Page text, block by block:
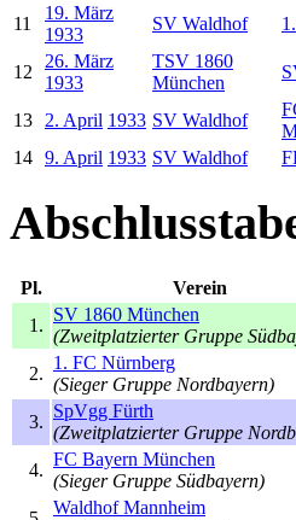
11
19. März
1933
SV Waldhof
12
26. März
1933
TSV 1860
München
13 2. April 1933 SV Waldhof
14 9. April 1933 SV Waldhof
Pl. Verein
1.
SV 1860 München
(Zweitplatzierter Gruppe
2.
1. FC Nürnberg
(Sieger Gruppe Nordbayern)
3.
SpVgg Fürth
(Zweitplatzierter Gruppe
4.
FC Bayern München
(Sieger Gruppe Südbayern)
Waldhof Mannheim